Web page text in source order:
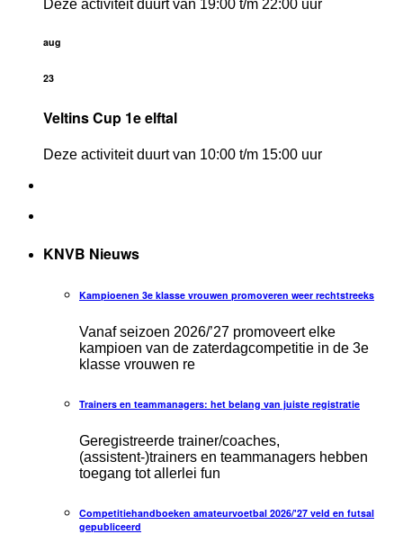
Deze activiteit duurt van 19:00 t/m 22:00 uur
aug
23
Veltins Cup 1e elftal
Deze activiteit duurt van 10:00 t/m 15:00 uur
KNVB Nieuws
Kampioenen 3e klasse vrouwen promoveren weer rechtstreeks
Vanaf seizoen 2026/’27 promoveert elke
kampioen van de zaterdagcompetitie in de 3e
klasse vrouwen re
Trainers en teammanagers: het belang van juiste registratie
Geregistreerde trainer/coaches,
(assistent-)trainers en teammanagers hebben
toegang tot allerlei fun
Competitiehandboeken amateurvoetbal 2026/'27 veld en futsal
gepubliceerd